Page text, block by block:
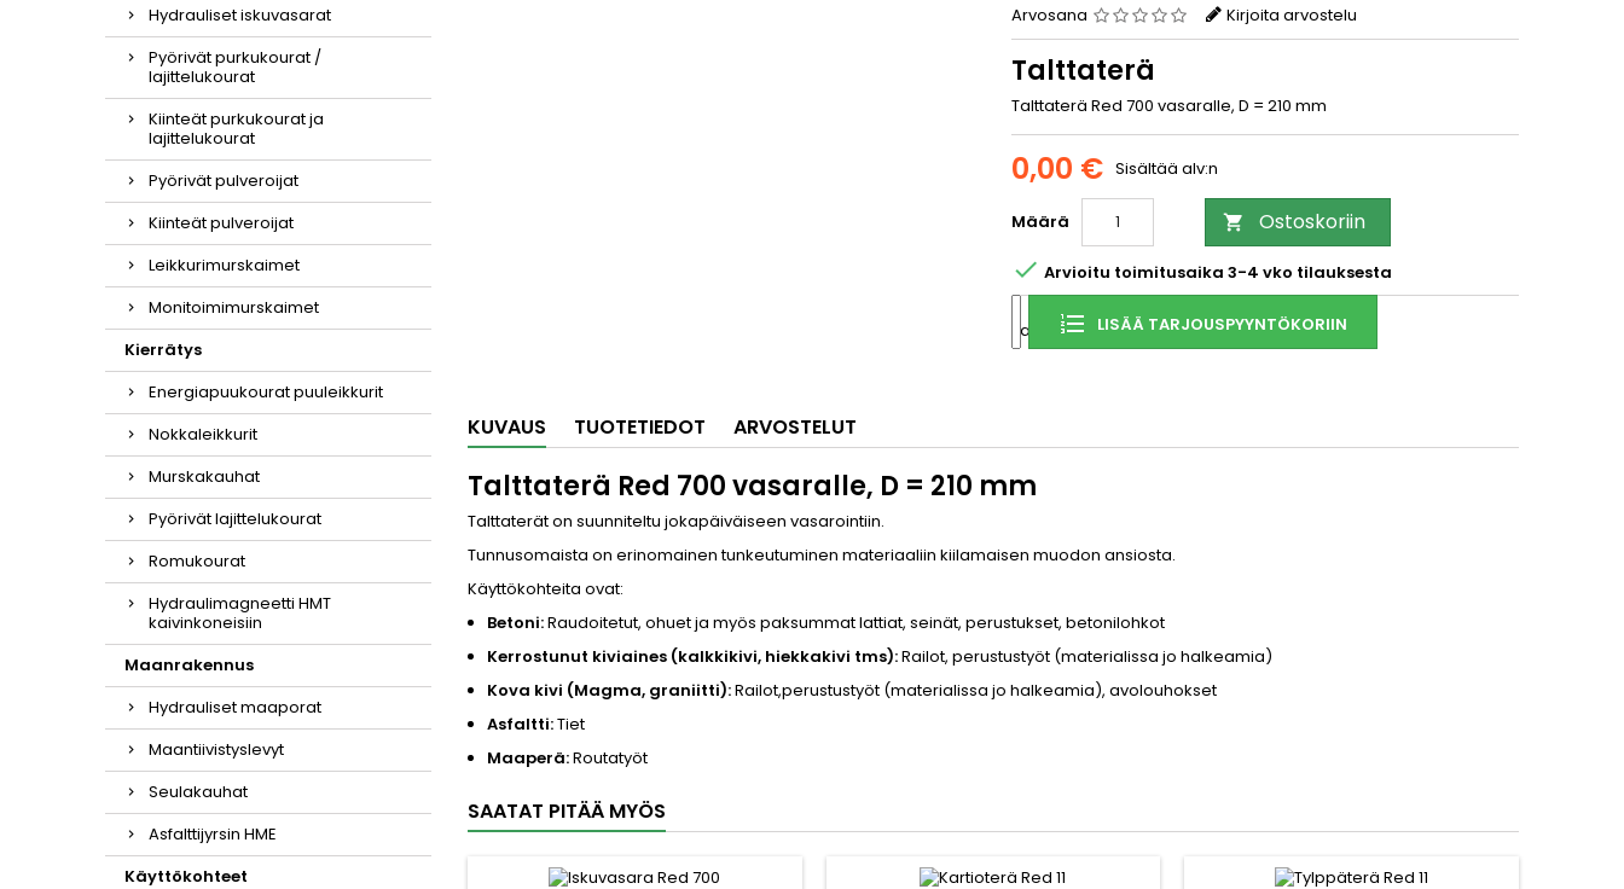
Hydrauliset iskuvasarat
Pyörivät purkukourat /
lajittelukourat
Kiinteät purkukourat ja
lajittelukourat
Pyörivät pulveroijat
Kiinteät pulveroijat
Leikkurimurskaimet
Monitoimimurskaimet
Kierrätys
Energiapuukourat puuleikkurit
Nokkaleikkurit
Murskakauhat
Pyörivät lajittelukourat
Romukourat
Hydraulimagneetti HMT
kaivinkoneisiin
Maanrakennus
Hydrauliset maaporat
Maantiivistyslevyt
Seulakauhat
Asfalttijyrsin HME
Käyttökohteet
Arvosana Kirjoita arvostelu
Talttaterä
Talttaterä Red 700 vasaralle, D = 210 mm
0,00 € Sisältää alv:n
Määrä  Ostoskoriin
 Arvioitu toimitusaika 3-4 vko tilauksesta
Jaa LISÄÄ TARJOUSPYYNTÖKORIIN
KUVAUS TUOTETIEDOT ARVOSTELUT
Talttaterä Red 700 vasaralle, D = 210 mm
Talttaterät on suunniteltu jokapäiväiseen vasarointiin.
Tunnusomaista on erinomainen tunkeutuminen materiaaliin kiilamaisen muodon ansiosta.
Käyttökohteita ovat:
Betoni:Raudoitetut, ohuet ja myös paksummat lattiat, seinät, perustukset, betonilohkot
Kerrostunut kiviaines (kalkkikivi, hiekkakivi tms):Railot, perustustyöt (materialissa jo halkeamia)
Kova kivi (Magma, graniitti):Railot,perustustyöt (materialissa jo halkeamia), avolouhokset
Asfaltti:Tiet
Maaperä:Routatyöt
SAATAT PITÄÄ MYÖS